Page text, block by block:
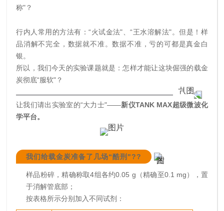
称"？
行内人常用的方法有：“火试金法"、“王水溶解法"。但是！样
品消解不完全，数据就不准。数据不准，亏的可都是真金白
银。
所以，我们今天的实验课题就是：怎样才能让这块倔强的载金
炭彻底“服软"？
让我们请出实验室的“大力士"——新仪TANK MAX超级微波化
学平台。
我们给载金炭准备了几场“酷刑"??
样品粉碎，精确称取4组各约0.05 g（精确至0.1 mg），置
于消解管底部；
按表格所示分别加入不同试剂：